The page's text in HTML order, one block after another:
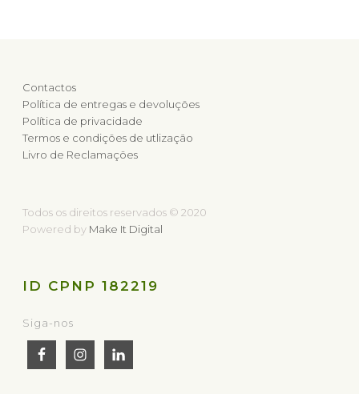
Contactos
Política de entregas e devoluções
Política de privacidade
Termos e condições de utlização
Livro de Reclamações
Todos os direitos reservados © 2020
Powered by Make It Digital
ID CPNP 182219
Siga-nos